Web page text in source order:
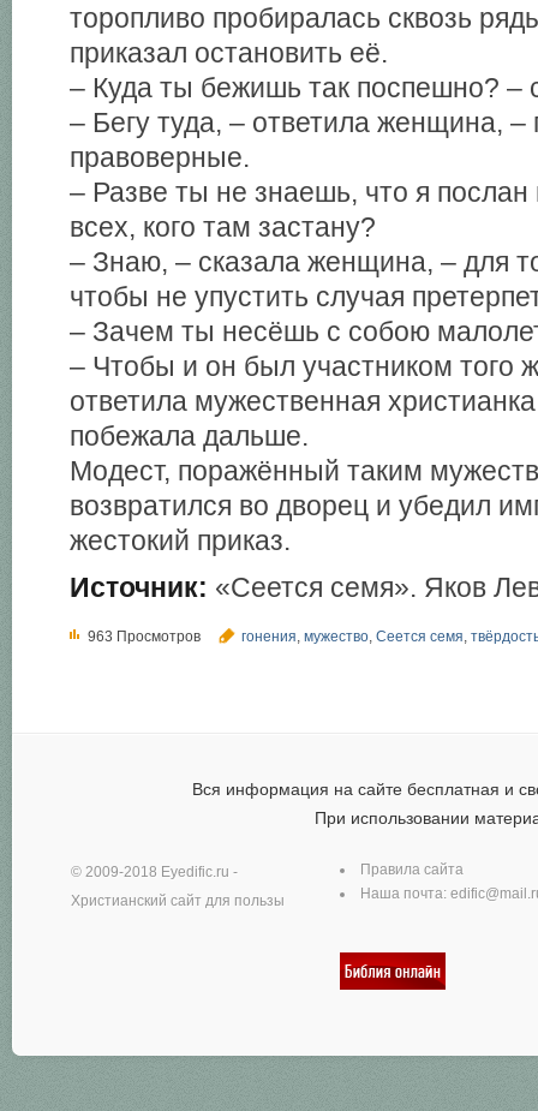
торопливо пробиралась сквозь
приказал остановить её.
– Куда ты бежишь так поспешно? –
– Бегу туда, – ответила женщина, –
правоверные.
– Разве ты не знаешь, что я послан
всех, кого там застану?
– Знаю, – сказала женщина, – для
чтобы не упустить случая
– Зачем ты несёшь с собою
– Чтобы и он был участником того
ответила мужественная
побежала дальше.
Модест, поражённый таким
возвратился во дворец и убедил
жестокий приказ.
Источник: «Сеется семя». Яков
963 Просмотров гонения мужество Сеется семя
Вся информация на сайте бесплатная и
При использовании
© 2009-2018 Eyedific.ru -
Христианский сайт для пользы
Правила сайта
Наша почта: